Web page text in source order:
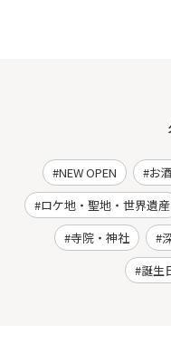
NEW OPEN お
ロケ地・聖地・世界遺産
寺院・神社
誕生